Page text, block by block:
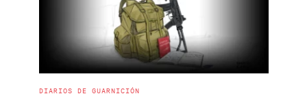
DIARIOS DE GUARNICIÓN